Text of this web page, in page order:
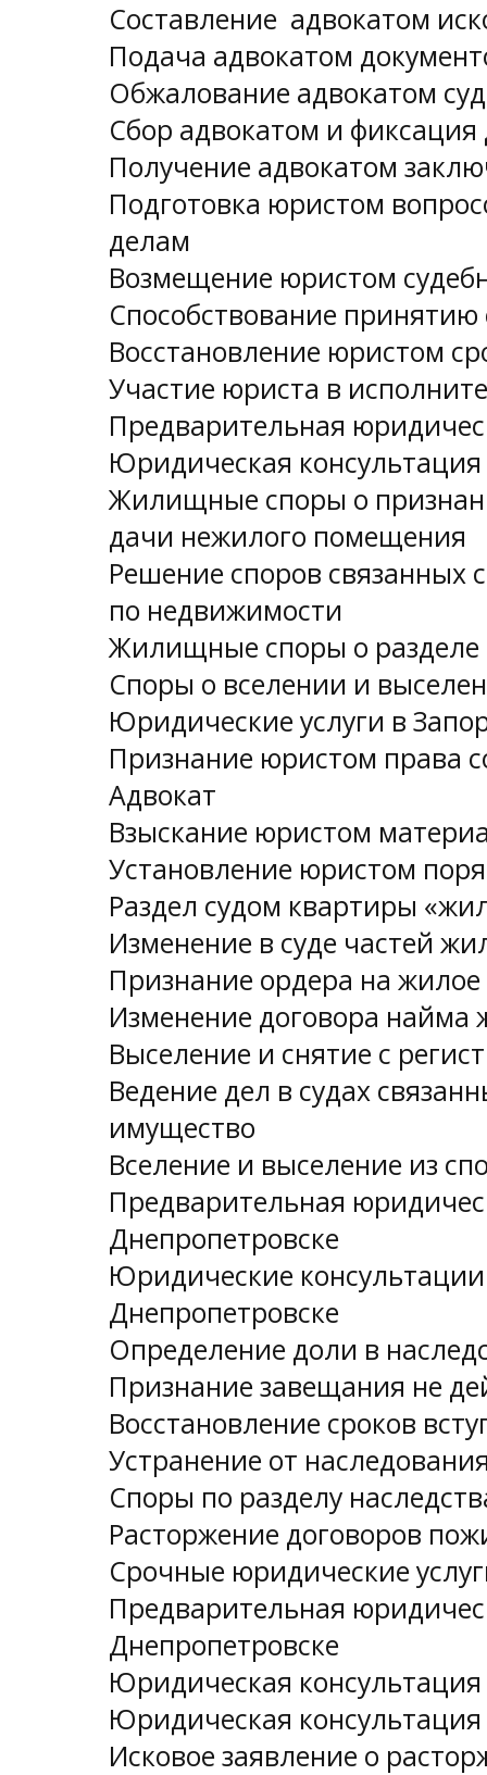
Составление адвокатом
Подача адвокатом
Обжалование адвокатом
Сбор адвокатом и
Получение адвокатом
Подготовка юристом
делам
Возмещение юристом
Способствование
Восстановление юристом
Участие юриста в
Предварительная
Юридическая
Жилищные споры о
дачи нежилого помещения
Решение споров связанных
по недвижимости
Жилищные споры о
Споры о вселении и
Юридические услуги в
Признание юристом права
Адвокат
Взыскание юристом
Установление юристом
Раздел судом квартиры
Изменение в суде частей
Признание ордера на
Изменение договора
Выселение и снятие с
Ведение дел в судах
имущество
Вселение и выселение из
Предварительная
Днепропетровске
Юридические
Днепропетровске
Определение доли в
Признание завещания не
Восстановление сроков
Устранение от
Споры по разделу
Расторжение договоров
Срочные юридические
Предварительная
Днепропетровске
Юридическая
Юридическая
Исковое заявление о